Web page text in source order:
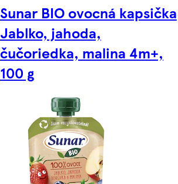
Sunar BIO ovocná kapsička
Jablko, jahoda,
čučoriedka, malina 4m+,
100 g